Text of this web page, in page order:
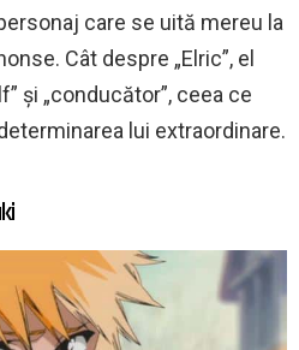
care se uită mereu la
Cât despre „Elric”, el
și „conducător”, ceea ce
lui extraordinare.